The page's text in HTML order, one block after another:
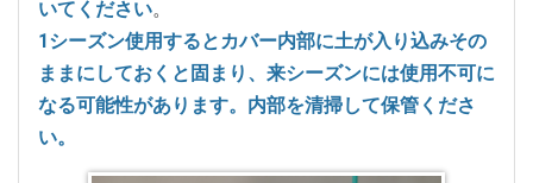
いてください。
1シーズン使用するとカバー内部に土が入り込みその
ままにしておくと固まり、来シーズンには使用不可に
なる可能性があります。内部を清掃して保管くださ
い。